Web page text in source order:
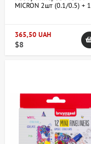
MICRON 2шт (0.1/0.5) + 1
365,50 UAH
$8